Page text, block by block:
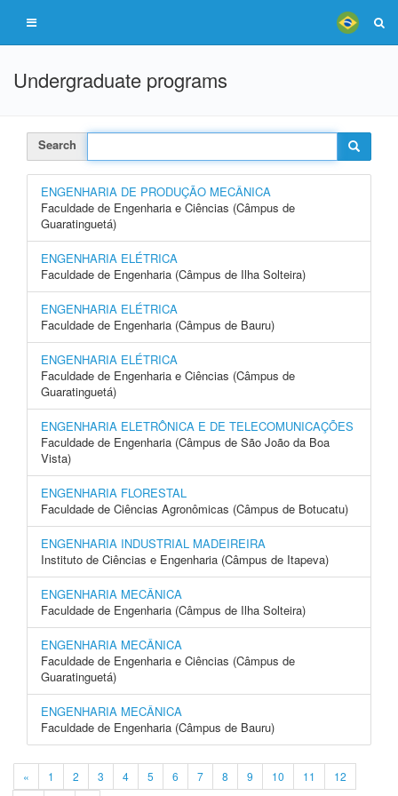
Undergraduate programs
Search
ENGENHARIA DE PRODUÇÃO MECÂNICA
Faculdade de Engenharia e Ciências (Câmpus de
Guaratinguetá)
ENGENHARIA ELÉTRICA
Faculdade de Engenharia (Câmpus de Ilha Solteira)
ENGENHARIA ELÉTRICA
Faculdade de Engenharia (Câmpus de Bauru)
ENGENHARIA ELÉTRICA
Faculdade de Engenharia e Ciências (Câmpus de
Guaratinguetá)
ENGENHARIA ELETRÔNICA E DE TELECOMUNICAÇÕES
Faculdade de Engenharia (Câmpus de São João da Boa
Vista)
ENGENHARIA FLORESTAL
Faculdade de Ciências Agronômicas (Câmpus de Botucatu)
ENGENHARIA INDUSTRIAL MADEIREIRA
Instituto de Ciências e Engenharia (Câmpus de Itapeva)
ENGENHARIA MECÂNICA
Faculdade de Engenharia (Câmpus de Ilha Solteira)
ENGENHARIA MECÂNICA
Faculdade de Engenharia e Ciências (Câmpus de
Guaratinguetá)
ENGENHARIA MECÂNICA
Faculdade de Engenharia (Câmpus de Bauru)
« 1 2 3 4 5 6 7 8 9 10 11
12